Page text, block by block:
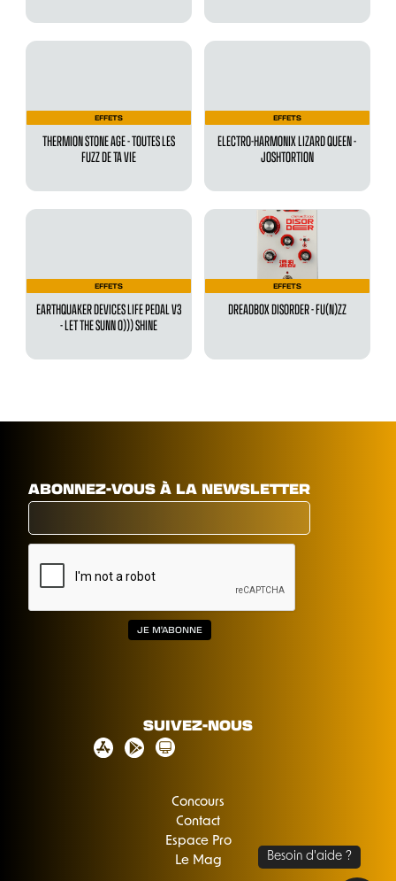
EFFETS
THERMION STONE AGE - TOUTES LES
FUZZ DE TA VIE
EFFETS
ELECTRO-HARMONIX LIZARD QUEEN -
JOSHTORTION
EFFETS
EARTHQUAKER DEVICES LIFE PEDAL V3
- LET THE SUNN O))) SHINE
EFFETS
DREADBOX DISORDER - FU(N)ZZ
ABONNEZ-VOUS À LA NEWSLETTER
SUIVEZ-NOUS
Concours
Contact
Espace Pro
Le Mag